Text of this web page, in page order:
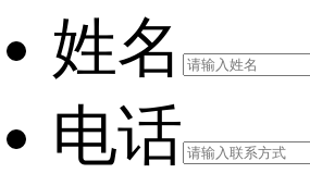
姓名
电话